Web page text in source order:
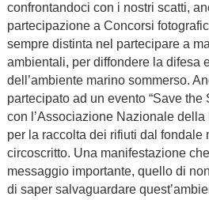
confrontandoci con i nostri scatti,
partecipazione a Concorsi
sempre distinta nel partecipare a
ambientali, per diffondere la difesa
dell’ambiente marino sommerso.
partecipato ad un evento “Save the
con l’Associazione Nazionale
per la raccolta dei rifiuti dal fondale
circoscritto. Una manifestazione
messaggio importante, quello di
di saper salvaguardare